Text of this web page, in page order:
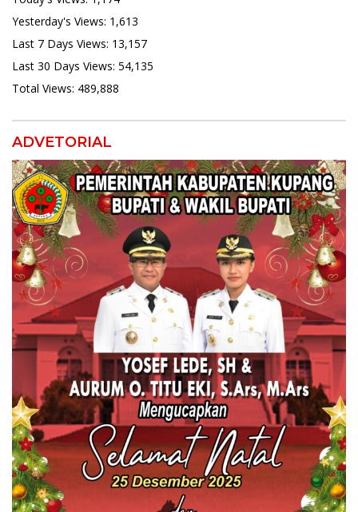
Yesterday's Views: 1,613
Last 7 Days Views: 13,157
Last 30 Days Views: 54,135
Total Views: 489,888
ADVETORIAL